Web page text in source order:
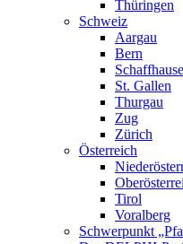
Thüringen
Schweiz
Aargau
Bern
St. Gallen
Thurgau
Zug
Zürich
Österreich
Tirol
Voralberg
Schwerpunkt